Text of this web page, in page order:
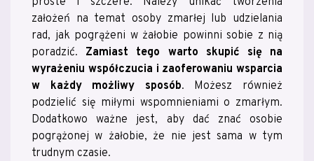
założeń na temat osoby zmarłej lub udzielania
rad, jak pogrążeni w żałobie powinni sobie z nią
poradzić. Zamiast tego warto skupić się na
wyrażeniu współczucia i zaoferowaniu wsparcia
w każdy możliwy sposób. Możesz również
podzielić się miłymi wspomnieniami o zmarłym.
Dodatkowo ważne jest, aby dać znać osobie
pogrążonej w żałobie, że nie jest sama w tym
trudnym czasie.